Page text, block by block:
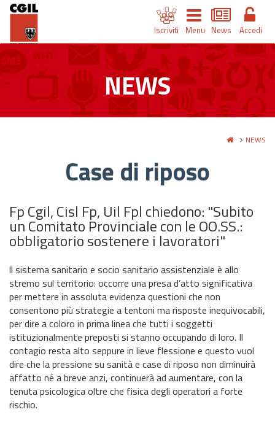
Iscriviti Menu News Accedi
NEWS
NEWS
Case di riposo
Fp Cgil, Cisl Fp, Uil Fpl chiedono: "Subito
un Comitato Provinciale con le OO.SS.:
obbligatorio sostenere i lavoratori"
ll sistema sanitario e socio sanitario assistenziale è allo
stremo sul territorio: occorre una presa d’atto significativa
per mettere in assoluta evidenza questioni che non
consentono più strategie a tentoni ma risposte inequivocabili,
per dire a coloro in prima linea che tutti i soggetti
istituzionalmente preposti si stanno occupando di loro. Il
contagio resta alto seppure in lieve flessione e questo vuol
dire che la pressione su sanità e case di riposo non diminuirà
affatto né a breve anzi, continuerà ad aumentare, con la
tenuta psicologica oltre che fisica degli operatori a forte
rischio.